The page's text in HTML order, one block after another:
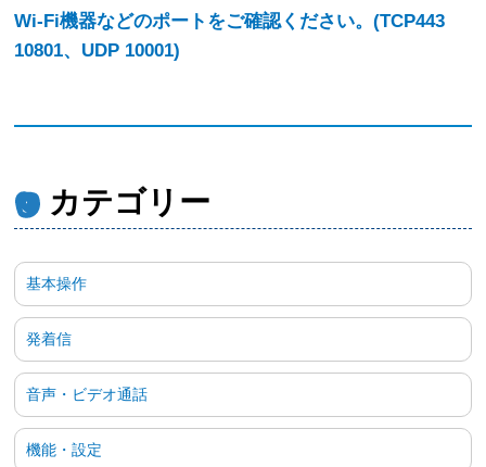
Wi-Fi機器などのポートをご確認ください。(TCP443
10801、UDP 10001)
カテゴリー
基本操作
発着信
音声・ビデオ通話
機能・設定